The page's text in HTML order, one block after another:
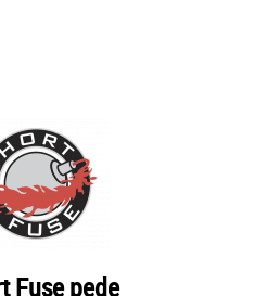
Fuse pede